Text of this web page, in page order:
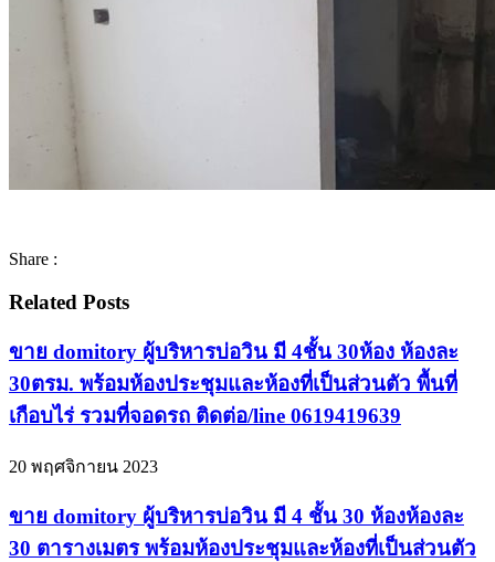
Share :
Related Posts
ขาย domitory ผู้บริหารบ่อวิน มี 4ชั้น 30ห้อง ห้องละ
30ตรม. พร้อมห้องประชุมและห้องที่เป็นส่วนตัว พื้นที่
เกือบไร่ รวมที่จอดรถ ติดต่อ/line 0619419639
20 พฤศจิกายน 2023
ขาย domitory ผู้บริหารบ่อวิน มี 4 ชั้น 30 ห้องห้องละ
30 ตารางเมตร พร้อมห้องประชุมและห้องที่เป็นส่วนตัว